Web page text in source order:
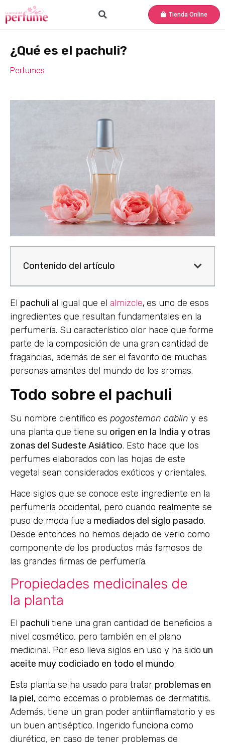
Tienda Online
¿Qué es el pachuli?
Perfumes
Contenido del artículo
El pachuli al igual que el almizcle,es uno de esos
ingredientes que resultan fundamentales en la
perfumería. Su característico olor hace que forme
parte de la composición de una gran cantidad de
fragancias, además de ser el favorito de muchas
personas amantes del mundo de los aromas.
Todo sobre el pachuli
Su nombre científico es pogostemon cablin y es
una planta que tiene su origen en la India y otras
zonas del Sudeste Asiático. Esto hace que los
perfumes elaborados con las hojas de este
vegetal sean considerados exóticos y orientales.
Hace siglos que se conoce este ingrediente en la
perfumería occidental, pero cuando realmente se
puso de moda fue a mediados del siglo pasado.
Desde entonces no hemos dejado de verlo como
componente de los productos más famosos de
las grandes firmas de perfumería.
Propiedades medicinales de
la planta
El pachuli tiene una gran cantidad de beneficios a
nivel cosmético, pero también en el plano
medicinal. Por eso lleva siglos en uso y ha sido un
aceite muy codiciado en todo el mundo.
Esta planta se ha usado para tratar problemas en
la piel, como eccemas o problemas de dermatitis.
Además, tiene un gran poder antiinflamatorio y es
un buen antiséptico. Ingerido funciona como
diurético, en caso de tener problemas de